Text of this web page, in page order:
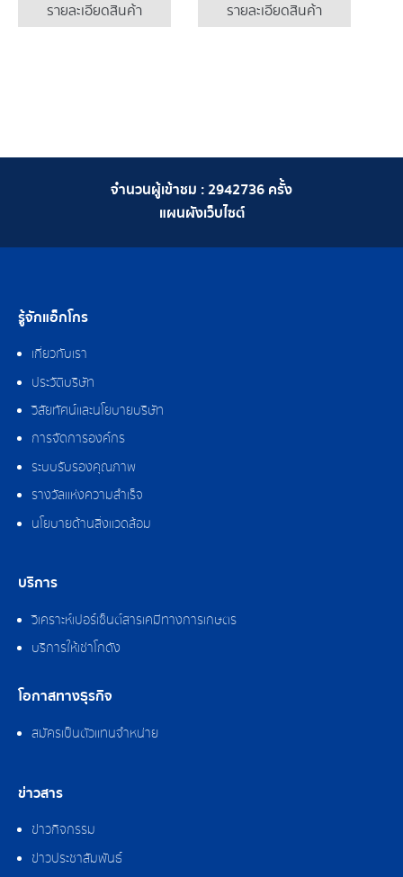
รายละเอียดสินค้า รายละเอียดสินค้า
จำนวนผู้เข้าชม :2942736 ครั้ง
แผนผังเว็บไซต์
รู้จักแอ็กโกร
เกี่ยวกับเรา
ประวัติบริษัท
วิสัยทัศน์และนโยบายบริษัท
การจัดการองค์กร
ระบบรับรองคุณภาพ
รางวัลแห่งความสำเร็จ
นโยบายด้านสิ่งแวดล้อม
บริการ
วิเคราะห์เปอร์เซ็นต์สารเคมีทางการเกษตร
บริการให้เช่าโกดัง
โอกาสทางธุรกิจ
สมัครเป็นตัวแทนจำหน่าย
ข่าวสาร
ข่าวกิจกรรม
ข่าวประชาสัมพันธ์